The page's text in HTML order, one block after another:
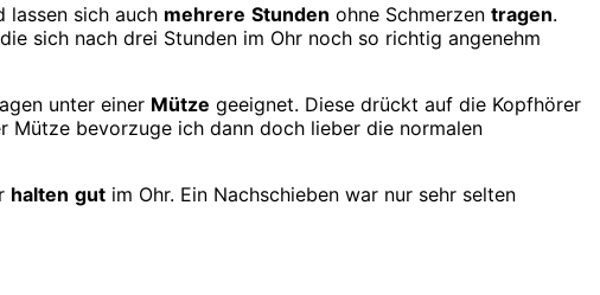
lassen sich auch mehrere Stunden ohne Schmerzen tragen.
sich nach drei Stunden im Ohr noch so richtig angenehm
unter einer Mütze geeignet. Diese drückt auf die Kopfhörer
Mütze bevorzuge ich dann doch lieber die normalen
halten gut im Ohr. Ein Nachschieben war nur sehr selten